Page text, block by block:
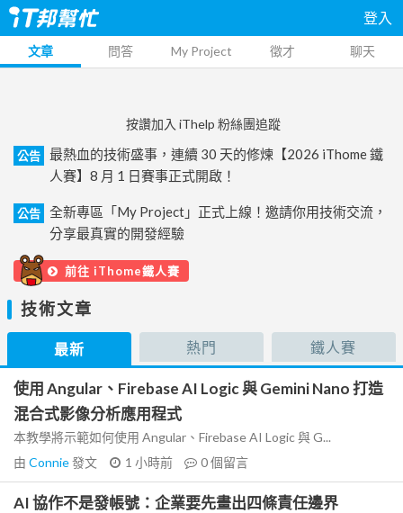
登入
文章 問答 My Project 徵才 聊天
按讚加入 iThelp 粉絲團追蹤
公告
最熱血的技術盛事，連續 30 天的修煉【2026 iThome 鐵
人賽】8 月 1 日賽事正式開啟！
公告
全新專區「My Project」正式上線！邀請你用技術交流，
分享最真實的開發經驗
前往 iThome鐵人賽
技術文章
最新 熱門 鐵人賽
使用 Angular、Firebase AI Logic 與 Gemini Nano 打造
混合式影像分析應用程式
本教學將示範如何使用 Angular、Firebase AI Logic 與 G...
由 Connie發文 1 小時前 0個留言
AI 協作不是發帳號：企業要先畫出四條責任邊界